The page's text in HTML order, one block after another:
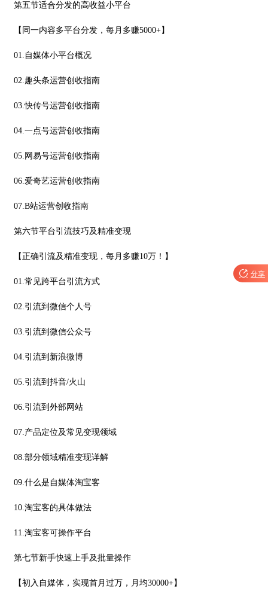
第五节适合分发的高收益小平台
【同一内容多平台分发，每月多赚5000+】
01.自媒体小平台概况
02.趣头条运营创收指南
03.快传号运营创收指南
04.一点号运营创收指南
05.网易号运营创收指南
06.爱奇艺运营创收指南
07.B站运营创收指南
第六节平台引流技巧及精准变现
【正确引流及精准变现，每月多赚10万！】
01.常见跨平台引流方式
02.引流到微信个人号
03.引流到微信公众号
04.引流到新浪微博
05.引流到抖音/火山
06.引流到外部网站
07.产品定位及常见变现领域
08.部分领域精准变现详解
09.什么是自媒体淘宝客
10.淘宝客的具体做法
11.淘宝客可操作平台
第七节新手快速上手及批量操作
【初入自媒体，实现首月过万，月均30000+】
 分享